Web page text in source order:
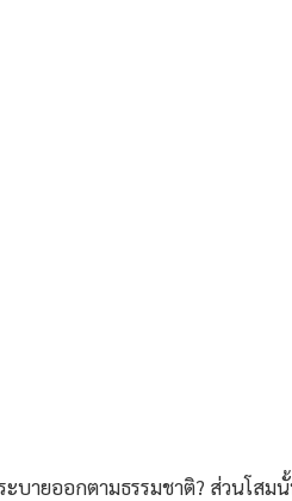
ายออกตามธรรมชาติ? ส่วนโสม